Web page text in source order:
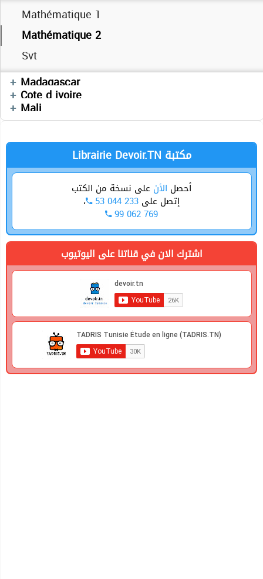
Mathématique 1
Mathématique 2
Svt
Madagascar
Mathématiques
Cote d ivoire
Mathématiques
Mali
Mathématiques
Librairie Devoir.TN مكتبة
أحصل الأن على نسخة من الكتب
إتصل على 53 044 233 ،
99 062 769
اشترك الان في قناتنا على اليوتيوب